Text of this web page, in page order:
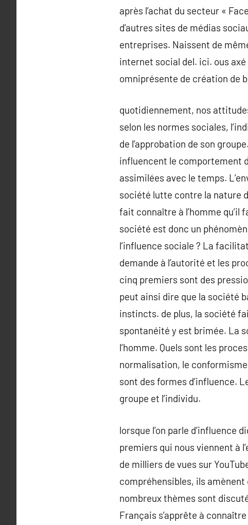
après l’achat du secteur «
d’autres sites de médias
entreprises. Naissent de
internet social del. ici. ous
omniprésente de création de
quotidiennement, nos
selon les normes sociales,
de l’approbation de son
influencent le comportement
assimilées avec le temps.
société lutte contre la nature
fait connaître à l’homme
société est donc un
l’influence sociale ? La
demande à l’autorité et les
cinq premiers sont des
peut ainsi dire que la société
instincts. de plus, la société
spontanéité y est brimée. La
l’homme. Quels sont les
normalisation, le
sont des formes d’influence.
groupe et l’individu.
lorsque l’on parle
premiers qui nous viennent à
de milliers de vues sur
compréhensibles, ils
nombreux thèmes sont
Français s’apprête à